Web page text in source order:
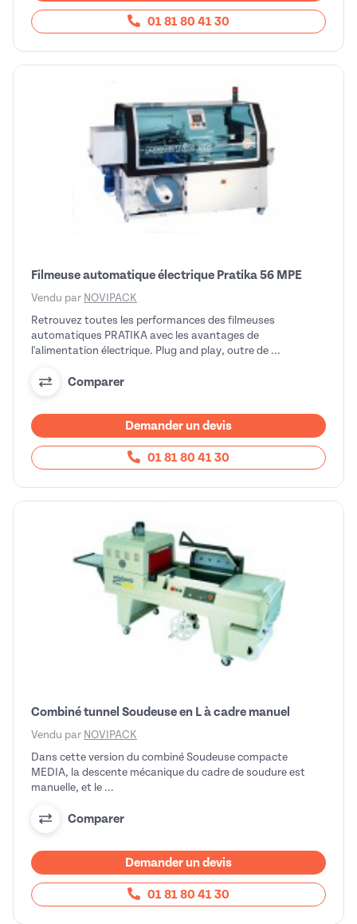
01 81 80 41 30
Filmeuse automatique électrique Pratika 56 MPE
Vendu par NOVIPACK
Retrouvez toutes les performances des filmeuses
automatiques PRATIKA avec les avantages de
l'alimentation électrique. Plug and play, outre de ...
Comparer
Demander un devis
01 81 80 41 30
Combiné tunnel Soudeuse en L à cadre manuel
Vendu par NOVIPACK
Dans cette version du combiné Soudeuse compacte
MEDIA, la descente mécanique du cadre de soudure est
manuelle, et le ...
Comparer
Demander un devis
01 81 80 41 30